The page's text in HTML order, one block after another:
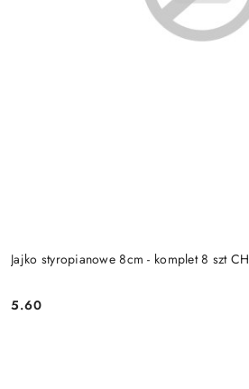
Jajko styropianowe 8cm - komplet 8 szt CH
Cena:
5.60